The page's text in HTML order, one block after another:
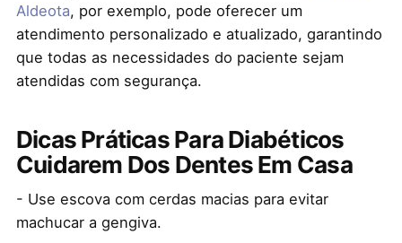
Aldeota, por exemplo, pode oferecer um
atendimento personalizado e atualizado, garantindo
que todas as necessidades do paciente sejam
atendidas com segurança.
Dicas Práticas Para Diabéticos
Cuidarem Dos Dentes Em Casa
- Use escova com cerdas macias para evitar
machucar a gengiva.